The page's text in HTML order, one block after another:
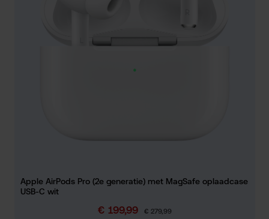
Apple AirPods Pro (2e generatie) met MagSafe oplaadcase
USB-C wit
Verkoopprijs:
€ 199,99 Normale prijs:
€ 279,99